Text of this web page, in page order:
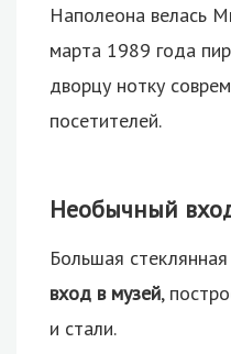
Наполеона велась
марта 1989 года
дворцу нотку
посетителей.
Необычный
Большая
вход в музей,
и стали.